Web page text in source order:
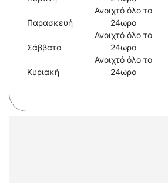
Παρασκευή
Ανοιχτό όλο το
24ωρο
Σάββατο
Ανοιχτό όλο το
24ωρο
Κυριακή
Ανοιχτό όλο το
24ωρο